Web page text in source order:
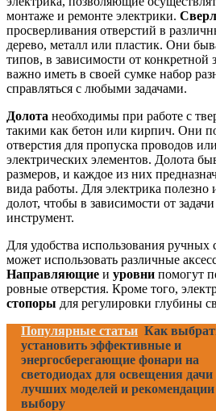
монтаже и ремонте электрики.
просверливания отверстий в
дерево, металл или пластик. Они
типов, в зависимости от конкретной
важно иметь в своей сумке набор
справляться с любыми задачами.
Долота необходимы при работе с
такими как бетон или кирпич. Они
отверстия для пропуска проводов
электрических элементов. Долота
размеров, и каждое из них
вида работы. Для электрика полезно
долот, чтобы в зависимости от
инструмент.
Для удобства использования ручных
может использовать различные
Направляющие и уровни помогут
ровные отверстия. Кроме того,
стопоры для регулировки глубины
Популярные статьи Как
установить эффективные и
энергосберегающие фонари на
светодиодах для освещения дачи
лучших моделей и
выбору